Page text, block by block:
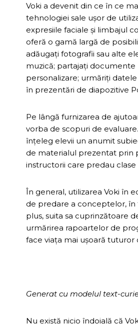
Voki a devenit din ce în ce
tehnologiei sale ușor de
expresiile faciale și limbajul
oferă o gamă largă de
adăugați fotografii sau alte
muzică; partajați
personalizare; urmăriți
în prezentări de diapozitive
Pe lângă furnizarea de
vorba de scopuri de
înțeleg elevii un anumit
de materialul prezentat prin
instructorii care predau
În general, utilizarea Voki în
de predare a conceptelor,
plus, suita sa cuprinzătoare
urmărirea rapoartelor de
face viața mai ușoară tuturor
Generat cu modelul text-
Nu există nicio îndoială că